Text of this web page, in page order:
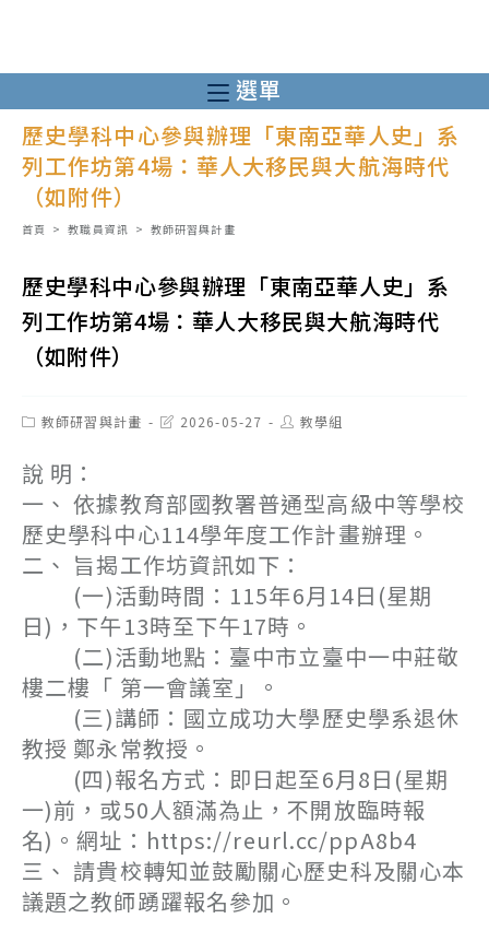
至
主
要
內
選單
歷史學科中心參與辦理「東南亞華人史」系
列工作坊第4場：華人大移民與大航海時代
（如附件）
首頁 > 教職員資訊 > 教師研習與計畫
歷史學科中心參與辦理「東南亞華人史」系
列工作坊第4場：華人大移民與大航海時代
（如附件）
Post教師研習與計畫
Post2026-05-27
Post教學組
說 明：
一、 依據教育部國教署普通型高級中等學校
歷史學科中心114學年度工作計畫辦理。
二、 旨揭工作坊資訊如下：
(一)活動時間：115年6月14日(星期
日)，下午13時至下午17時。
(二)活動地點：臺中市立臺中一中莊敬
樓二樓「 第一會議室」。
(三)講師：國立成功大學歷史學系退休
教授 鄭永常教授。
(四)報名方式：即日起至6月8日(星期
一)前，或50人額滿為止，不開放臨時報
名)。網址：https://reurl.cc/ppA8b4
三、 請貴校轉知並鼓勵關心歷史科及關心本
議題之教師踴躍報名參加。